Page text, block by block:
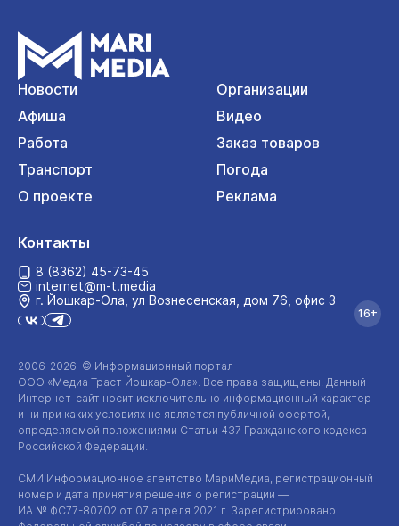
Новости
Организации
Афиша
Видео
Работа
Заказ товаров
Транспорт
Погода
О проекте
Реклама
2006-2026 © Информационный портал
ООО «Медиа Траст Йошкар-Ола». Все права защищены. Данный
Интернет-сайт носит исключительно информационный характер
и ни при каких условиях не является публичной офертой,
определяемой положениями Статьи 437 Гражданского кодекса
Российской Федерации.
СМИ Информационное агентство МариМедиа, регистрационный
номер и дата принятия решения о регистрации —
ИА № ФС77-80702 от 07 апреля 2021 г. Зарегистрировано
Контакты
8 (8362) 45-73-45
internet@m-t.media
г. Йошкар‑Ола, ул Вознесенская, дом 76, офис 3
16+